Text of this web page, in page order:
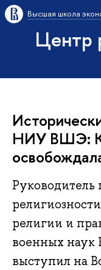
Высшая школа
Центр
НИУ ВШЭ:
религии и
военных наук
выступил на